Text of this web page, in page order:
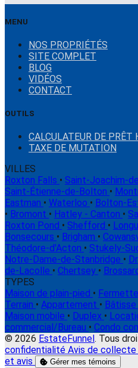
MENU
NOS PROPRIÉTÉS
SITE COMPLET
BLOG
VIDÉOS
CONTACT
OUTILS
CALCULATEUR DE PRÊT
TAXE DE MUTATION
VILLES
Roxton Falls • Saint-Joachim-
Saint-Étienne-de-Bolton •
Eastman • Waterloo • Bolton-
• Bromont • Hatley - Canton •
Roxton Pond • Shefford •
Bonsecours • Brigham •
Théodore-d'Acton • Stukely-
Notre-Dame-de-Stanbridge •
de-Lacolle • Chertsey •
TYPES
Maison de plain-pied • Fermette
Terrain • Appartement •
Maison mobile • Duplex •
commercial/Bureau • Condo
© 2026 EstateFunnel . Tous
confidentialité Avis de collecte
et avis
Gérer mes témoins